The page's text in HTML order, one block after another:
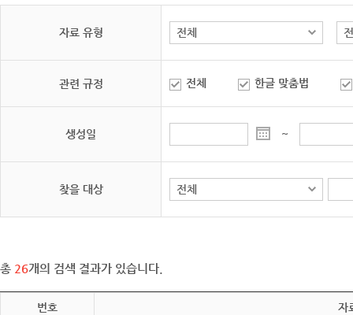
자료 유형
관련 규정 전체 한글 맞춤법
생성일 ~
찾을 대상
총 26개의 검색 결과가 있습니다.
번호 자